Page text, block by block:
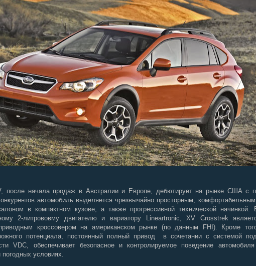
после начала продаж в Австралии и Европе, дебютирует на рынке США с
автомобиль выделяется чрезвычайно просторным,
в компактном кузове, а также прогрессивной технической начинкой.
2-литрововму двигателю и вариатору Lineartronic, XV Crosstrek
кроссовером на американском рынке (по данным FHI). Кроме
потенциала, постоянный полный привод в сочетании с системой
VDC, обеспечивает безопасное и контролируемое поведение
условиях.